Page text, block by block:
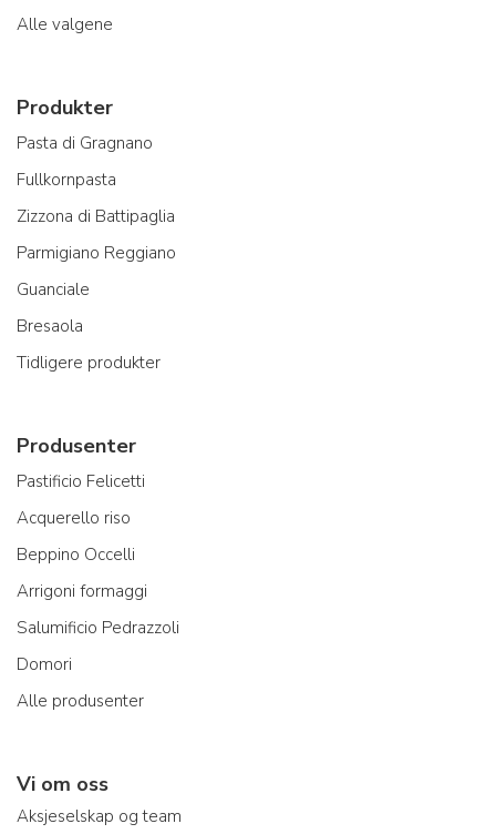
Alle valgene
Produkter
Pasta di Gragnano
Fullkornpasta
Zizzona di Battipaglia
Parmigiano Reggiano
Guanciale
Bresaola
Tidligere produkter
Produsenter
Pastificio Felicetti
Acquerello riso
Beppino Occelli
Arrigoni formaggi
Salumificio Pedrazzoli
Domori
Alle produsenter
Vi om oss
Aksjeselskap og team